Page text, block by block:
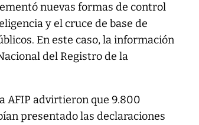
nuevas formas de control
y el cruce de base de
En este caso, la información
del Registro de la
AFIP advirtieron que 9.800
presentado las declaraciones